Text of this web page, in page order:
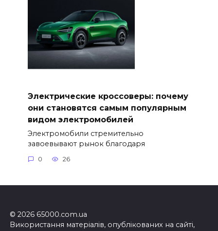
Электрические кроссоверы: почему
они становятся самым популярным
видом электромобилей
Электромобили стремительно
завоевывают рынок благодаря
0 26
© 2026 65000.com.ua
Використання матеріалів, опублікованих на сайті,